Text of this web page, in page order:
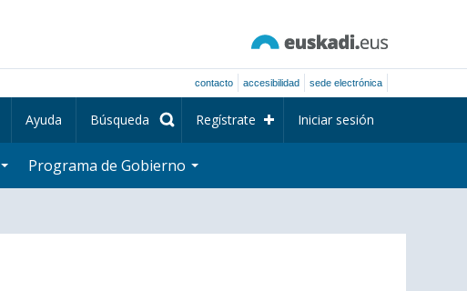
contacto accesibilidad sede electrónica
Ayuda Búsqueda Regístrate Iniciar sesión
Programa de Gobierno